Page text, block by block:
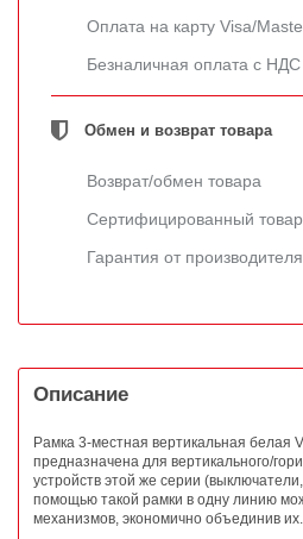
Оплата на карту Visa/
Безналичная оплата с НДС
Обмен и возврат товара
Возврат/обмен товара
Сертифицированный товар
Гарантия от производителя
Описание
Рамка 3-местная вертикальная белая
предназначена для вертикального/
устройств этой же серии
помощью такой рамки в одну линию
механизмов, экономично объединив их.